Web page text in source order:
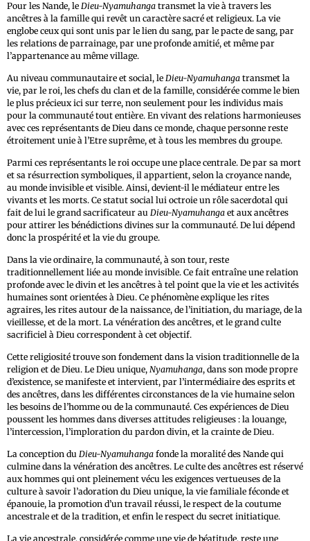
Pour les Nande, le Dieu-Nyamuhanga transmet la vie à travers les
ancêtres à la famille qui revêt un caractère sacré et religieux. La vie
englobe ceux qui sont unis par le lien du sang, par le pacte de sang, par
les relations de parrainage, par une profonde amitié, et même par
l’appartenance au même village.
Au niveau communautaire et social, le Dieu-Nyamuhanga transmet la
vie, par le roi, les chefs du clan et de la famille, considérée comme le bien
le plus précieux ici sur terre, non seulement pour les individus mais
pour la communauté tout entière. En vivant des relations harmonieuses
avec ces représentants de Dieu dans ce monde, chaque personne reste
étroitement unie à l’Etre suprême, et à tous les membres du groupe.
Parmi ces représentants le roi occupe une place centrale. De par sa mort
et sa résurrection symboliques, il appartient, selon la croyance nande,
au monde invisible et visible. Ainsi, devient-il le médiateur entre les
vivants et les morts. Ce statut social lui octroie un rôle sacerdotal qui
fait de lui le grand sacrificateur au Dieu-Nyamuhanga et aux ancêtres
pour attirer les bénédictions divines sur la communauté. De lui dépend
donc la prospérité et la vie du groupe.
Dans la vie ordinaire, la communauté, à son tour, reste
traditionnellement liée au monde invisible. Ce fait entraîne une relation
profonde avec le divin et les ancêtres à tel point que la vie et les activités
humaines sont orientées à Dieu. Ce phénomène explique les rites
agraires, les rites autour de la naissance, de l’initiation, du mariage, de la
vieillesse, et de la mort. La vénération des ancêtres, et le grand culte
sacrificiel à Dieu correspondent à cet objectif.
Cette religiosité trouve son fondement dans la vision traditionnelle de la
religion et de Dieu. Le Dieu unique, Nyamuhanga, dans son mode propre
d’existence, se manifeste et intervient, par l’intermédiaire des esprits et
des ancêtres, dans les différentes circonstances de la vie humaine selon
les besoins de l’homme ou de la communauté. Ces expériences de Dieu
poussent les hommes dans diverses attitudes religieuses : la louange,
l’intercession, l’imploration du pardon divin, et la crainte de Dieu.
La conception du Dieu-Nyamuhanga fonde la moralité des Nande qui
culmine dans la vénération des ancêtres. Le culte des ancêtres est réservé
aux hommes qui ont pleinement vécu les exigences vertueuses de la
culture à savoir l’adoration du Dieu unique, la vie familiale féconde et
épanouie, la promotion d’un travail réussi, le respect de la coutume
ancestrale et de la tradition, et enfin le respect du secret initiatique.
La vie ancestrale, considérée comme une vie de béatitude, reste une